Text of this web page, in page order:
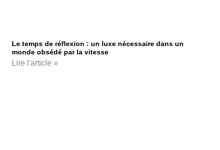
Le temps de réflexion : un luxe nécessaire dans un
monde obsédé par la vitesse
Lire l'article »